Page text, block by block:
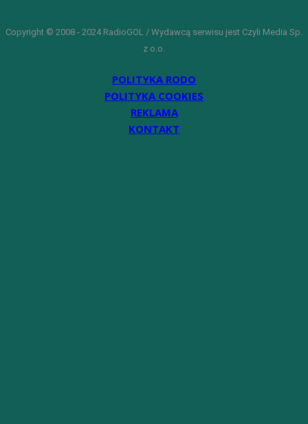
Copyright © 2008 - 2024 RadioGOL / Wydawcą serwisu jest Czyli Media Sp.
z o.o.
POLITYKA RODO
POLITYKA COOKIES
REKLAMA
KONTAKT